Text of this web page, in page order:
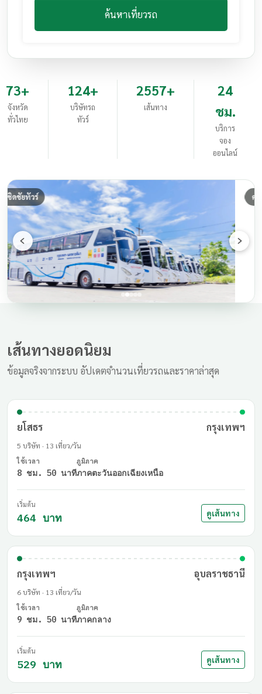
ค้นหาเที่ยวรถ
73+
จังหวัด
ทั่วไทย
124+
บริษัทรถ
ทัวร์
2557+
เส้นทาง
24
ชม.
บริการ
จอง
ออนไลน์
ศรีราชาทัวร์
ก่อนหน้า ถัดไป
เส้นทางยอดนิยม
ข้อมูลจริงจากระบบ อัปเดตจำนวนเที่ยวรถและราคาล่าสุด
ยโสธร กรุงเทพฯ
ใช้เวลา ภูมิภาค
464 บาท ดูเส้นทาง
กรุงเทพฯ อุบลราชธานี
ใช้เวลา ภูมิภาค
529 บาท ดูเส้นทาง